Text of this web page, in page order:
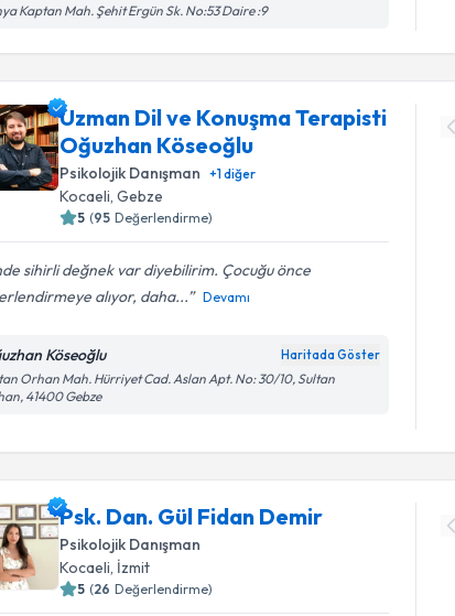
Kaptan Mah. Şehit Ergün Sk. No:53 Daire :9
Uzman Dil ve Konuşma Terapisti
Oğuzhan Köseoğlu
Psikolojik Danışman +1diğer
Kocaeli, Gebze
5 (95 Değerlendirme)
sihirli değnek var diyebilirim. Çocuğu önce
alıyor, daha...
Devamı
Köseoğlu Haritada Göster
Orhan Mah. Hürriyet Cad. Aslan Apt. No: 30/10, Sultan
41400 Gebze
Psk. Dan. Gül Fidan Demir
Psikolojik Danışman
Kocaeli , İzmit
5 (26 Değerlendirme)